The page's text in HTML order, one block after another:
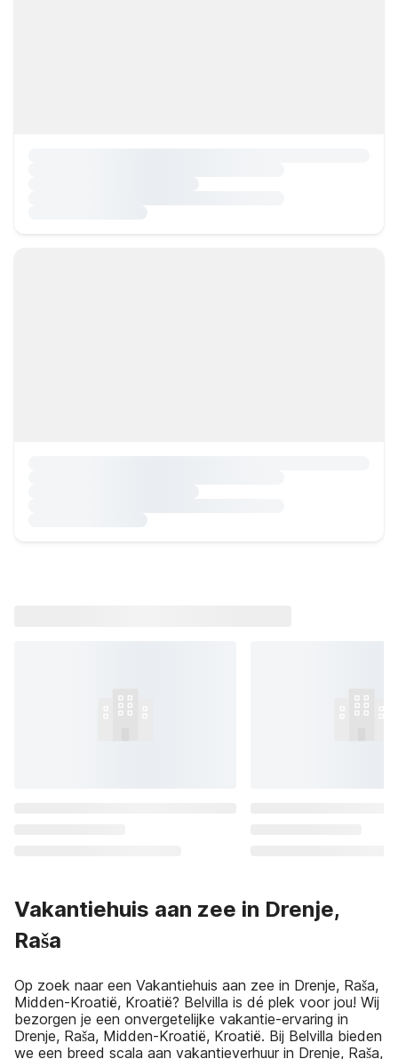
Vakantiehuis aan zee in Drenje,
Raša
Op zoek naar een Vakantiehuis aan zee in Drenje, Raša,
Midden-Kroatië, Kroatië? Belvilla is dé plek voor jou! Wij
bezorgen je een onvergetelijke vakantie-ervaring in
Drenje, Raša, Midden-Kroatië, Kroatië. Bij Belvilla bieden
we een breed scala aan vakantieverhuur in Drenje, Raša,